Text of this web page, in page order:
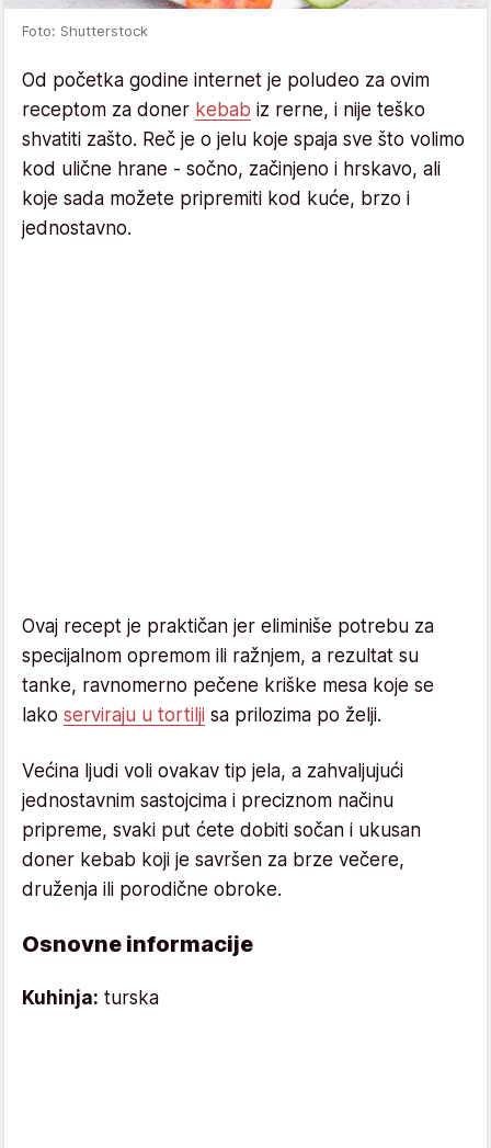
Foto: Shutterstock
Od početka godine internet je poludeo za ovim
receptom za doner kebab iz rerne, i nije teško
shvatiti zašto. Reč je o jelu koje spaja sve što volimo
kod ulične hrane - sočno, začinjeno i hrskavo, ali
koje sada možete pripremiti kod kuće, brzo i
jednostavno.
Ovaj recept je praktičan jer eliminiše potrebu za
specijalnom opremom ili ražnjem, a rezultat su
tanke, ravnomerno pečene kriške mesa koje se
lako serviraju u tortilji sa prilozima po želji.
Većina ljudi voli ovakav tip jela, a zahvaljujući
jednostavnim sastojcima i preciznom načinu
pripreme, svaki put ćete dobiti sočan i ukusan
doner kebab koji je savršen za brze večere,
druženja ili porodične obroke.
Osnovne informacije
Kuhinja: turska